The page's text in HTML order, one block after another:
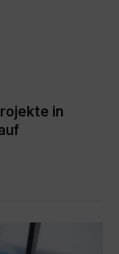
in